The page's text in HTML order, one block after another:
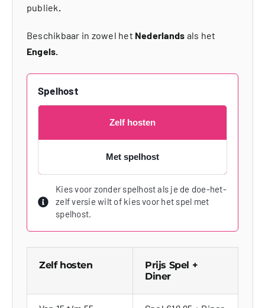
publiek.
Beschikbaar in zowel het Nederlands als het
Engels.
Spelhost
Zelf hosten
Met spelhost
Kies voor zonder spelhost als je de doe-het-
zelf versie wilt of kies voor het spel met
spelhost.
Zelf hosten
Prijs Spel +
Diner